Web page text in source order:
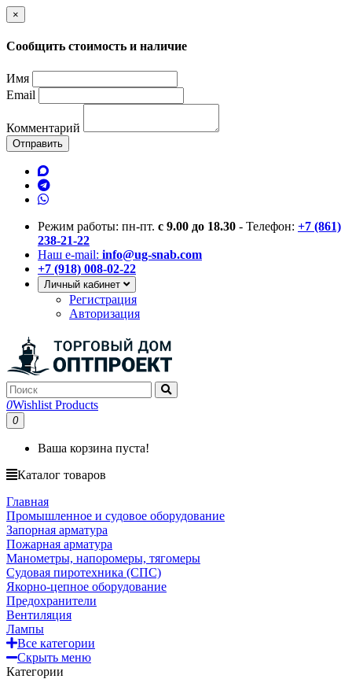
×
Сообщить стоимость и наличие
Имя
Email
Комментарий
Отправить
Режим работы: пн-пт. с 9.00 до 18.30 - Телефон: +7 (861)
238-21-22
Наш e-mail: info@ug-snab.com
+7 (918) 008-02-22
Личный кабинет
Регистрация
Авторизация
0Wishlist Products
0
Ваша корзина пуста!
Каталог товаров
Главная
Промышленное и судовое оборудование
Запорная арматура
Пожарная арматура
Манометры, напоромеры, тягомеры
Судовая пиротехника (СПС)
Якорно-цепное оборудование
Предохранители
Вентиляция
Лампы
Все категории
Скрыть меню
Категории